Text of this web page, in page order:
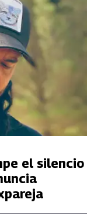
el silencio